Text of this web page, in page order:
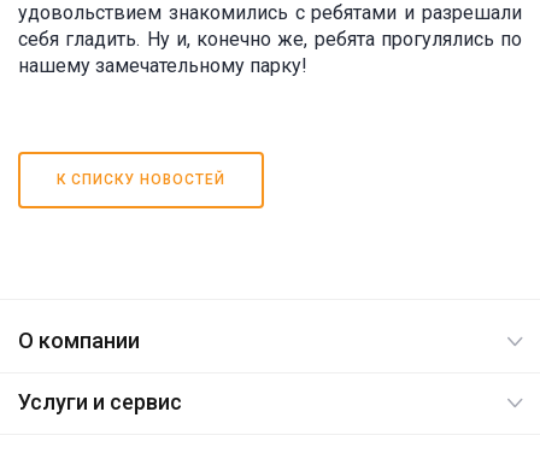
удовольствием знакомились с ребятами и разрешали
себя гладить. Ну и, конечно же, ребята прогулялись по
нашему замечательному парку!
К СПИСКУ НОВОСТЕЙ
О компании
Услуги и сервис